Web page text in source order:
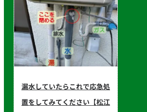
漏水していたらこれで応急処
置をしてみてください【松江